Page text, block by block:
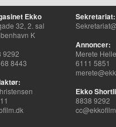
Ekko
32, 2. sal
K
9292
8443
Sekretariat:
Annoncer:
Merete
6111 5851
Ekko
8838 9292